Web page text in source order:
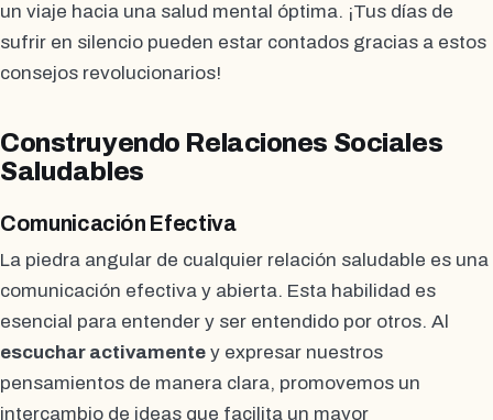
un viaje hacia una salud mental óptima. ¡Tus días de
sufrir en silencio pueden estar contados gracias a estos
consejos revolucionarios!
Construyendo Relaciones Sociales
Saludables
Comunicación Efectiva
La piedra angular de cualquier relación saludable es una
comunicación efectiva y abierta. Esta habilidad es
esencial para entender y ser entendido por otros. Al
escuchar activamente y expresar nuestros
pensamientos de manera clara, promovemos un
intercambio de ideas que facilita un mayor